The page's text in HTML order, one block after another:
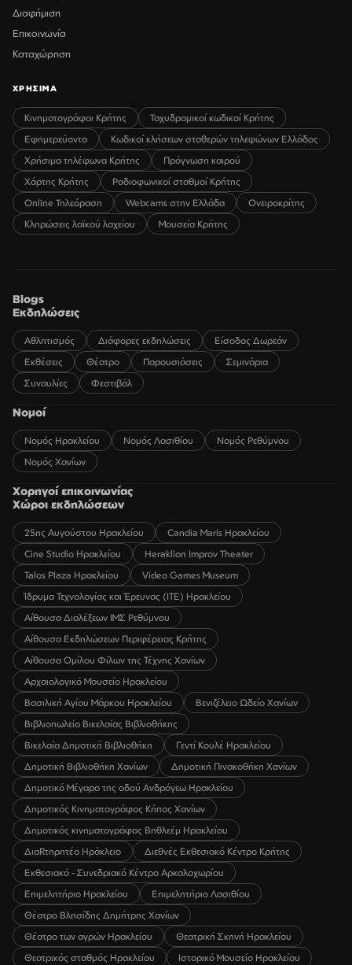
Διαφήμιση
Επικοινωνία
Καταχώρηση
ΧΡΗΣΙΜΑ
Κινηματογράφοι Κρήτης
Ταχυδρομικοί κωδικοί Κρήτης
Εφημερεύοντα
Κωδικοί κλήσεων σταθερών τηλεφώνων Ελλάδος
Χρήσιμα τηλέφωνα Κρήτης
Πρόγνωση καιρού
Χάρτης Κρήτης
Ραδιοφωνικοί σταθμοί Κρήτης
Online Τηλεόραση
Webcams στην Ελλάδα
Ονειροκρίτης
Κληρώσεις λαϊκού λαχείου
Μουσεία Κρήτης
Blogs
Εκδηλώσεις
Αθλητισμός Διάφορες εκδηλώσεις
Είσοδος Δωρεάν
Εκθέσεις
Θέατρο Παρουσιάσεις
Σεμινάρια
Συναυλίες
Φεστιβάλ
Νομοί
Νομός Ηρακλείου Νομός Λασιθίου
Νομός Ρεθύμνου
Νομός Χανίων
Χορηγοί επικοινωνίας
Χώροι εκδηλώσεων
25ης Αυγούστου Ηρακλείου
Candia Maris Ηρακλείου
Cine Studio Ηρακλείου
Heraklion Improv Theater
Talos Plaza Ηρακλείου
Video Games Museum
Ίδρυμα Τεχνολογίας και Έρευνας (ΙΤΕ) Ηρακλείου
Αίθουσα Διαλέξεων ΙΜΣ Ρεθύμνου
Αίθουσα Εκδηλώσεων Περιφέρειας Κρήτης
Αίθουσα Ομίλου Φίλων της Τέχνης Χανίων
Αρχαιολογικό Μουσείο Ηρακλείου
Βασιλική Αγίου Μάρκου Ηρακλείου
Βενιζέλειο Ωδείο Χανίων
Βιβλιοπωλείο Βικελαίας Βιβλιοθήκης
Βικελαία Δημοτική Βιβλιοθήκη
Γεντί Κουλέ Ηρακλείου
Δημοτική Βιβλιοθήκη Χανίων
Δημοτική Πινακοθήκη Χανίων
Δημοτικό Μέγαρο της οδού Ανδρόγεω Ηρακλείου
Δημοτικός Κινηματογράφος Κήπος Χανίων
Δημοτικός κινηματογράφος Βηθλεέμ Ηρακλείου
ΔιαRτηρητέο Ηράκλειο
Διεθνές Εκθεσιακό Κέντρο Κρήτης
Εκθεσιακό - Συνεδριακό Κέντρο Αρκαλοχωρίου
Επιμελητήριο Ηρακλείου
Επιμελητήριο Λασιθίου
Θέατρο Βλησίδης Δημήτρης Χανίων
Θέατρο των αγρών Ηρακλείου
Θεατρική Σκηνή Ηρακλείου
Θεατρικός σταθμός Ηρακλείου
Ιστορικό Μουσείο Ηρακλείου